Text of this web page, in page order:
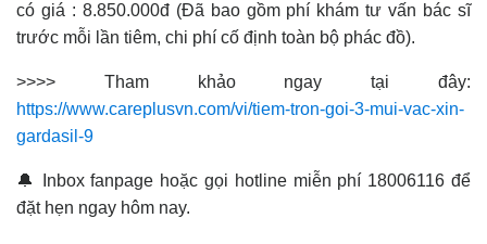
có giá : 8.850.000đ (Đã bao gồm phí khám tư vấn bác sĩ
trước mỗi lần tiêm, chi phí cố định toàn bộ phác đồ).
>>>> Tham khảo ngay tại đây:
https://www.careplusvn.com/vi/tiem-tron-goi-3-mui-vac-xin-
gardasil-9
🔔 Inbox fanpage hoặc gọi hotline miễn phí 18006116 để
đặt hẹn ngay hôm nay.